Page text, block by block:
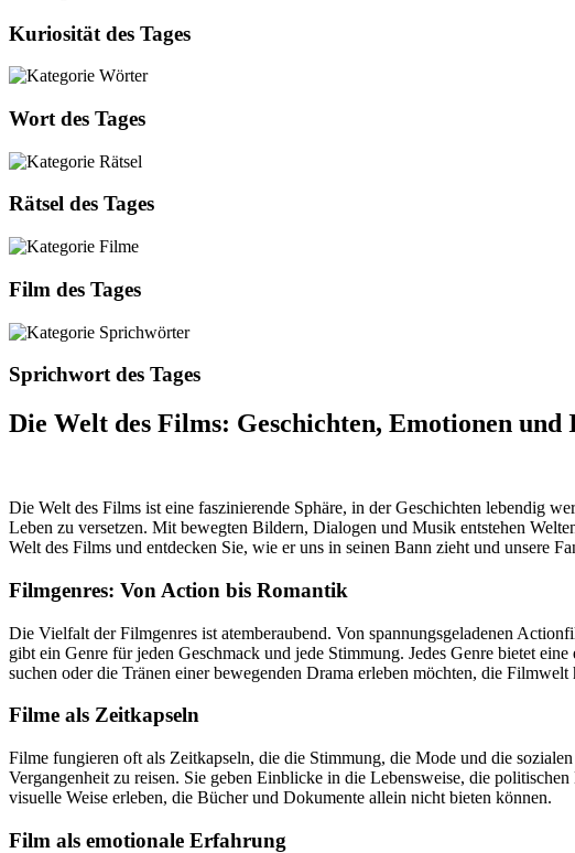
Kuriosität des Tages
Wort des Tages
Rätsel des Tages
Film des Tages
Sprichwort des Tages
Die Welt des Films: Geschichten, Emotionen und
Die Welt des Films ist eine faszinierende Sphäre, in der Geschichten lebendig
Leben zu versetzen. Mit bewegten Bildern, Dialogen und Musik entstehen
Welt des Films und entdecken Sie, wie er uns in seinen Bann zieht und unsere
Filmgenres: Von Action bis Romantik
Die Vielfalt der Filmgenres ist atemberaubend. Von spannungsgeladenen
gibt ein Genre für jeden Geschmack und jede Stimmung. Jedes Genre bietet
suchen oder die Tränen einer bewegenden Drama erleben möchten, die Filmwelt
Filme als Zeitkapseln
Filme fungieren oft als Zeitkapseln, die die Stimmung, die Mode und die
Vergangenheit zu reisen. Sie geben Einblicke in die Lebensweise, die
visuelle Weise erleben, die Bücher und Dokumente allein nicht bieten können.
Film als emotionale Erfahrung